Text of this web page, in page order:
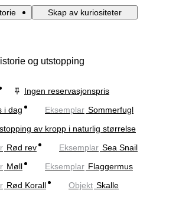
Skap av kuriositeter
og utstopping
Ingen reservasjonspris
i dag
Eksemplar Sommerfugl
av kropp i naturlig størrelse
Rød rev Eksemplar Sea Snail
Møll Eksemplar Flaggermus
Rød Korall Objekt Skalle